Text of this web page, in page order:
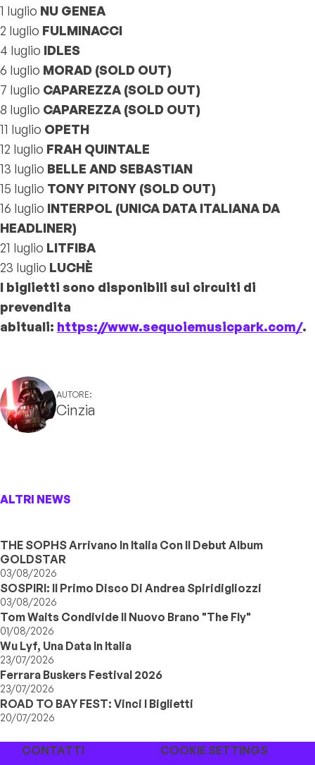
1 luglio NU GENEA
2 luglio FULMINACCI
4 luglio IDLES
6 luglio MORAD (SOLD OUT)
7 luglio CAPAREZZA (SOLD OUT)
8 luglio CAPAREZZA (SOLD OUT)
11 luglio OPETH
12 luglio FRAH QUINTALE
13 luglio BELLE AND SEBASTIAN
15 luglio TONY PITONY (SOLD OUT)
16 luglio INTERPOL (UNICA DATA ITALIANA DA
HEADLINER)
21 luglio LITFIBA
23 luglio LUCHÈ
I biglietti sono disponibili sui circuiti di
prevendita
abituali: https://www.sequoiemusicpark.com/.
AUTORE:
Cinzia
ALTRI NEWS
THE SOPHS Arrivano In Italia Con Il Debut Album
GOLDSTAR
03/08/2026
SOSPIRI: Il Primo Disco Di Andrea Spiridigliozzi
03/08/2026
Tom Waits Condivide Il Nuovo Brano "The Fly"
01/08/2026
Wu Lyf, Una Data In Italia
23/07/2026
Ferrara Buskers Festival 2026
23/07/2026
ROAD TO BAY FEST: Vinci I Biglietti
20/07/2026
CONTATTI COOKIE SETTINGS